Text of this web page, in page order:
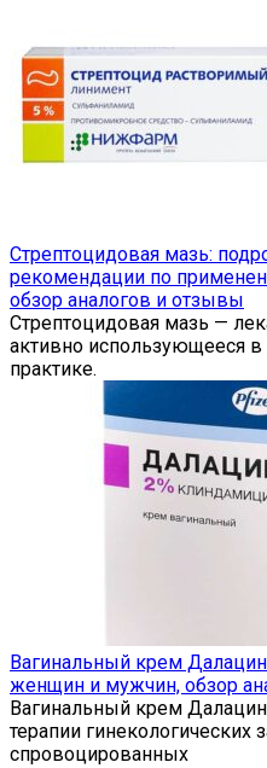
Стрептоцидовая мазь:
рекомендации по
обзор аналогов и отзывы
Стрептоцидовая мазь —
активно использующееся в
практике.
Вагинальный крем
женщин и мужчин, обзор
Вагинальный крем
терапии гинекологических
спровоцированных